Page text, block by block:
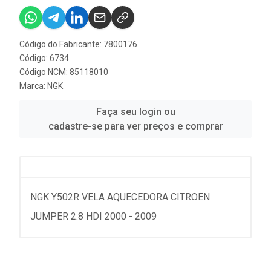
Código do Fabricante: 7800176
Código: 6734
Código NCM: 85118010
Marca: NGK
Faça seu login ou
cadastre-se para ver preços e comprar
NGK Y502R VELA AQUECEDORA CITROEN
JUMPER 2.8 HDI 2000 - 2009